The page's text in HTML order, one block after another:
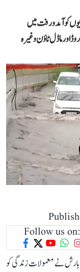
کو آمد و رفت میں
اور ماڈل ٹاؤن وغیرہ
Follow us on:
نے معمولات زندگی کو